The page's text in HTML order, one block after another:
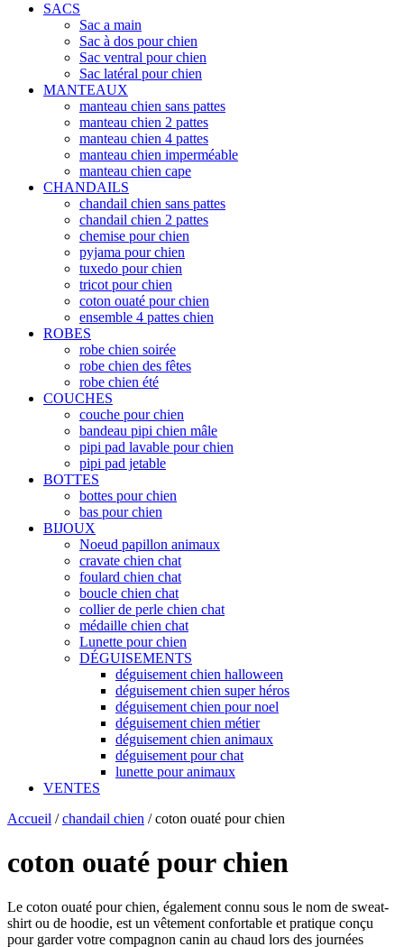
SACS
Sac a main
Sac à dos pour chien
Sac ventral pour chien
Sac latéral pour chien
MANTEAUX
manteau chien sans pattes
manteau chien 2 pattes
manteau chien 4 pattes
manteau chien imperméable
manteau chien cape
CHANDAILS
chandail chien sans pattes
chandail chien 2 pattes
chemise pour chien
pyjama pour chien
tuxedo pour chien
tricot pour chien
coton ouaté pour chien
ensemble 4 pattes chien
ROBES
robe chien soirée
robe chien des fêtes
robe chien été
COUCHES
couche pour chien
bandeau pipi chien mâle
pipi pad lavable pour chien
pipi pad jetable
BOTTES
bottes pour chien
bas pour chien
BIJOUX
Noeud papillon animaux
cravate chien chat
foulard chien chat
boucle chien chat
collier de perle chien chat
médaille chien chat
Lunette pour chien
DÉGUISEMENTS
déguisement chien halloween
déguisement chien super héros
déguisement chien pour noel
déguisement chien métier
déguisement chien animaux
déguisement pour chat
lunette pour animaux
VENTES
Accueil /chandail chien /coton ouaté pour chien
coton ouaté pour chien
Le coton ouaté pour chien, également connu sous le nom de sweat-
shirt ou de hoodie, est un vêtement confortable et pratique conçu
pour garder votre compagnon canin au chaud lors des journées